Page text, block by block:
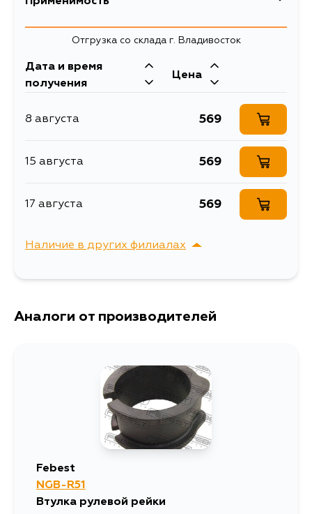
Расширенное описание
Nissan Pathfinder 04-14
Nissan
Кузов Двигатель
D40, N50, R51M, R51, D40M
YD25DDTI, V9X,
Отгрузка со склада г. Владивосток
Дата и время
получения
Цена
8 августа 569
15 августа 569
17 августа 569
Наличие в других филиалах
г. Владивосток,
Аналоги от производителей
Febest
NGB-R51
Втулка рулевой рейки